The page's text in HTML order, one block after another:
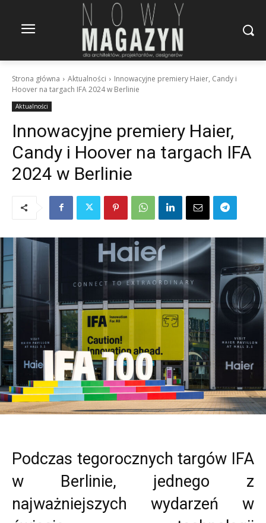
Strona główna Aktualności
Innowacyjne premiery Haier, Candy i
Hoover na targach IFA 2024 w Berlinie
Aktualności
Innowacyjne premiery Haier,
Candy i Hoover na targach IFA
2024 w Berlinie
Podczas tegorocznych targów IFA
w Berlinie, jednego z
najważniejszych wydarzeń w